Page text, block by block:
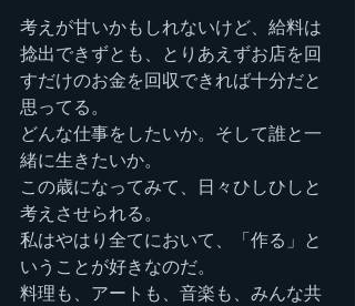
考えが甘いかもしれないけど、給料は
捻出できずとも、とりあえずお店を回
すだけのお金を回収できれば十分だと
思ってる。
どんな仕事をしたいか。そして誰と一
緒に生きたいか。
この歳になってみて、日々ひしひしと
考えさせられる。
私はやはり全てにおいて、「作る」と
いうことが好きなのだ。
料理も、アートも、音楽も、みんな共